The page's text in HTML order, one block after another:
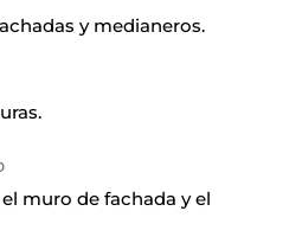
y medianeros.
muro de fachada y el